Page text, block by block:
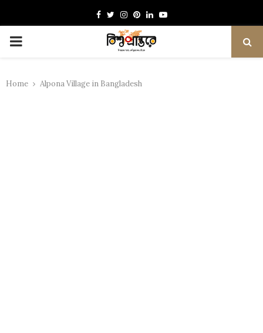
Facebook
TwitterInstagram
Pinterest
LinkedinYoutube
PRIMARY
Home Alpona Village in Bangladesh